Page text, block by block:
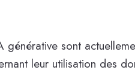
générative sont
leur utilisation des